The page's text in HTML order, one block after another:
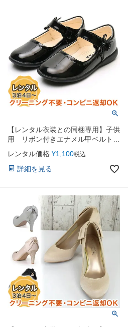
【レンタル衣装との同梱専用】子供
用 リボン付きエナメル甲ベルトフ
ォーマルシューズ（マジックテー
プ）（YP058）
レンタル価格 ¥1,100税込
詳細を見る